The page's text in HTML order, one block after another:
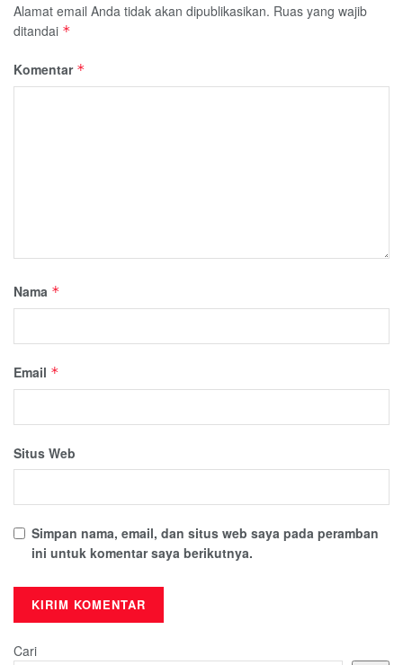
Alamat email Anda tidak akan dipublikasikan. Ruas yang wajib
ditandai *
Komentar *
Nama *
Email *
Situs Web
Simpan nama, email, dan situs web saya pada peramban
ini untuk komentar saya berikutnya.
Cari